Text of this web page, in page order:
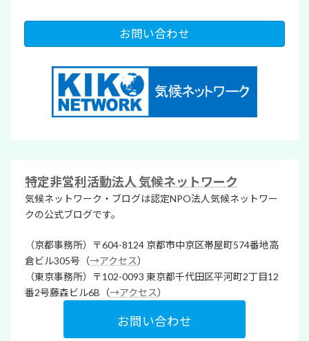
お問い合わせ
特定非営利活動法人 気候ネットワーク
気候ネットワーク・ブログは認定NPO法人気候ネットワー
クの公式ブログです。
（京都事務所）〒604-8124 京都市中京区帯屋町574番地高
倉ビル305号（→アクセス）
（東京事務所）〒102-0093 東京都千代田区平河町2丁目12
番2号藤森ビル6B（→アクセス）
お問い合わせ